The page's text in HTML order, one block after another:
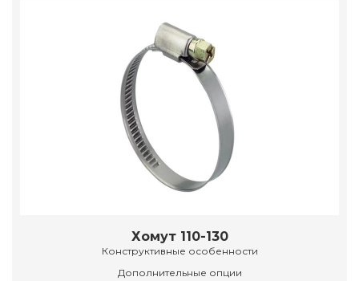
Хомут 110-130
Конструктивные особенности
Дополнительные опции